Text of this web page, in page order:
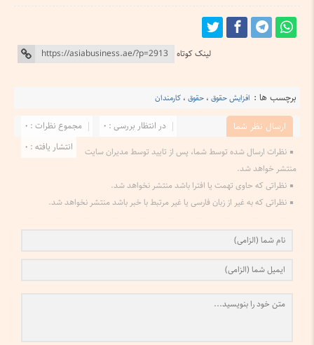
لینک کوتاه
برچسب ها : افزایش حقوق ، حقوق ، کارمندان
ارسال نظر شما مجموع نظرات : 0
در انتظار بررسی : 0
انتشار یافته : 0
نظرات ارسال شده توسط شما، پس از تایید توسط مدیران سایت
منتشر خواهد شد.
نظراتی که حاوی تهمت یا افترا باشد منتشر نخواهد شد.
نظراتی که به غیر از زبان فارسی یا غیر مرتبط با خبر باشد منتشر نخواهد شد.